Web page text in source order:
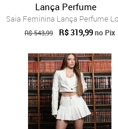
Lança Perfume
R$ 543,99 R$ 319,99no Pix